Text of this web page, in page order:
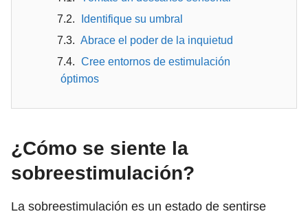
Identifique su umbral
Abrace el poder de la inquietud
Cree entornos de estimulación
óptimos
¿Cómo se siente la
sobreestimulación?
La sobreestimulación es un estado de sentirse